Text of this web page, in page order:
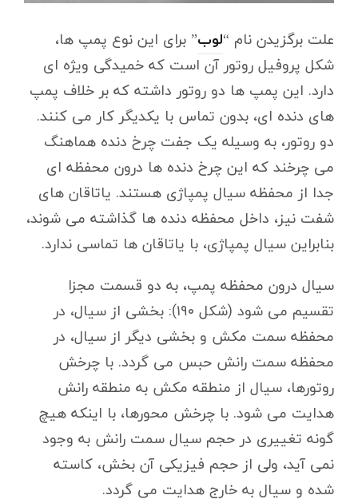
علت برگزیدن نام “لوب” برای این نوع پمپ ها،
شکل پروفیل روتور آن است که خمیدگی ویژه ای
دارد. این پمپ ها دو روتور داشته که بر خلاف پمپ
های دنده ای، بدون تماس با یکدیگر کار می کنند.
دو روتور، به وسیله یک جفت چرخ دنده هماهنگ
می چرخند که این چرخ دنده ها درون محفظه ای
جدا از محفظه سیال پمپاژی هستند. یاتاقان های
شفت نیز، داخل محفظه دنده ها گذاشته می شوند،
بنابراین سیال پمپاژی، با یاتاقان ها تماسی ندارد.
سیال درون محفظه پمپ، به دو قسمت مجزا
تقسیم می شود (شکل ۱۹۰): بخشی از سیال، در
محفظه سمت مکش و بخشی دیگر از سیال، در
محفظه سمت رانش حبس می گردد. با چرخش
روتورها، سیال از منطقه مکش به منطقه رانش
هدایت می شود. با چرخش محورها، با اینکه هیچ
گونه تغییری در حجم سیال سمت رانش به وجود
نمی آید، ولی از حجم فیزیکی آن بخش، کاسته
شده و سیال به خارج هدایت می گردد.